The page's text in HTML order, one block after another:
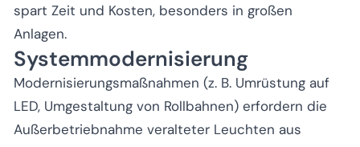
spart Zeit und Kosten, besonders in großen
Anlagen.
Systemmodernisierung
Modernisierungsmaßnahmen (z. B. Umrüstung auf
LED, Umgestaltung von Rollbahnen) erfordern die
Außerbetriebnahme veralteter Leuchten aus